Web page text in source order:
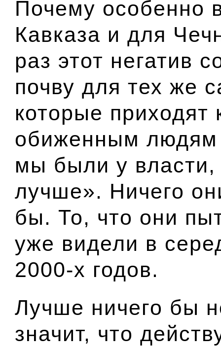
Почему особенно
Кавказа и для
раз этот негатив
почву для тех же
которые приходят
обиженным людям
мы были у
лучше». Ничего
бы. То, что они
уже видели в
2000-х годов.
Лучше ничего бы
значит, что